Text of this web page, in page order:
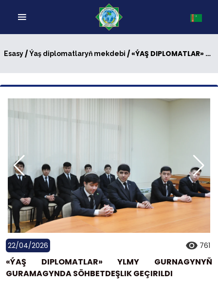
Esasy/Ýaş diplomatlaryň mekdebi / «ÝAŞ DIPLOMATLAR» YLMY GURNAGYNYŇ GURAMAGYNDA SÖHBETDEŞLIK GEÇIRILDI
22/04/2026 761
«ÝAŞ DIPLOMATLAR» YLMY GURNAGYNYŇ
GURAMAGYNDA SÖHBETDEŞLIK GEÇIRILDI